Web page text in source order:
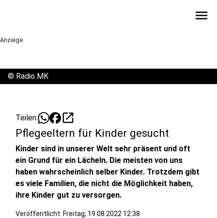
menu
Anzeige
© Radio MK
Teilen: open_in_new
Pflegeeltern für Kinder gesucht
Kinder sind in unserer Welt sehr präsent und oft
ein Grund für ein Lächeln. Die meisten von uns
haben wahrscheinlich selber Kinder. Trotzdem gibt
es viele Familien, die nicht die Möglichkeit haben,
ihre Kinder gut zu versorgen.
Veröffentlicht: Freitag, 19.08.2022 12:38